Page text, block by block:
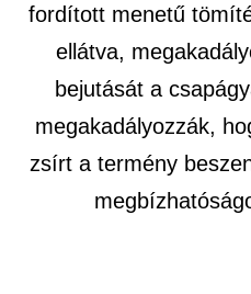
fordított menetű
ellátva,
bejutását a
megakadályozzák,
zsírt a termény